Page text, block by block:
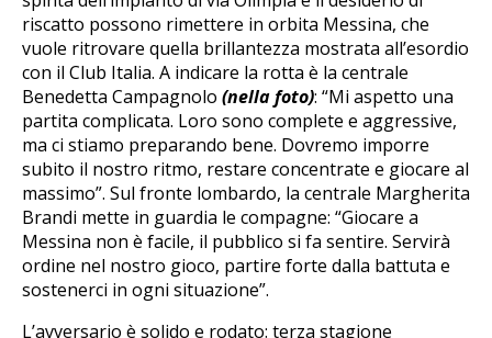
riscatto possono rimettere in orbita Messina, che
vuole ritrovare quella brillantezza mostrata all’esordio
con il Club Italia. A indicare la rotta è la centrale
Benedetta Campagnolo (nella foto): “Mi aspetto una
partita complicata. Loro sono complete e aggressive,
ma ci stiamo preparando bene. Dovremo imporre
subito il nostro ritmo, restare concentrate e giocare al
massimo”. Sul fronte lombardo, la centrale Margherita
Brandi mette in guardia le compagne: “Giocare a
Messina non è facile, il pubblico si fa sentire. Servirà
ordine nel nostro gioco, partire forte dalla battuta e
sostenerci in ogni situazione”.
L’avversario è solido e rodato: terza stagione